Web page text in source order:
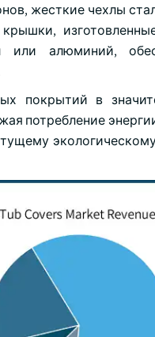
жесткие чехлы
алюминий,
покрытий в
потребление